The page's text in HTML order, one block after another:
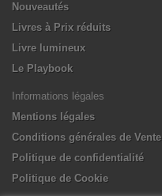
Nouveautés
Livres à Prix réduits
Livre lumineux
Le Playbook
Informations légales
Mentions légales
Conditions générales de Vente
Politique de confidentialité
Politique de Cookie